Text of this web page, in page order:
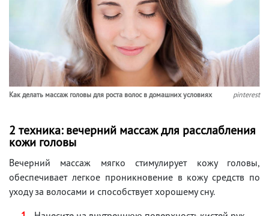
Как делать массаж головы для роста волос в домашних условиях pinterest
2 техника: вечерний массаж для расслабления
кожи головы
Вечерний массаж мягко стимулирует кожу головы,
обеспечивает легкое проникновение в кожу средств по
уходу за волосами и способствует хорошему сну.